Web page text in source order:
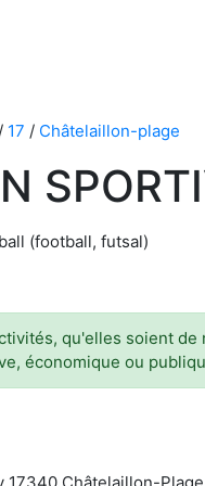
/ 17 / Châtelaillon-plage
(football, futsal)
qu'elles soient
économique ou